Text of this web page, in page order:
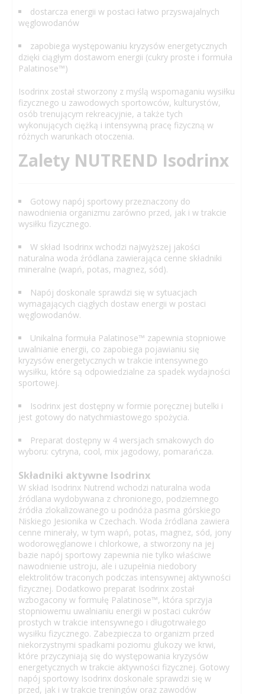
dostarcza energii w postaci łatwo przyswajalnych
węglowodanów
zapobiega występowaniu kryzysów energetycznych
dzięki ciągłym dostawom energii (cukry proste i formuła
Palatinose™)
Isodrinx został stworzony z myślą wspomaganiu wysiłku
fizycznego u zawodowych sportowców, kulturystów,
osób trenującym rekreacyjnie, a także tych
wykonujących ciężką i intensywną pracę fizyczną w
różnych warunkach otoczenia.
Zalety NUTREND Isodrinx
Gotowy napój sportowy przeznaczony do
nawodnienia organizmu zarówno przed, jak i w trakcie
wysiłku fizycznego.
W skład Isodrinx wchodzi najwyższej jakości
naturalna woda źródlana zawierająca cenne składniki
mineralne (wapń, potas, magnez, sód).
Napój doskonale sprawdzi się w sytuacjach
wymagających ciągłych dostaw energii w postaci
węglowodanów.
Unikalna formuła Palatinose™ zapewnia stopniowe
uwalnianie energii, co zapobiega pojawianiu się
kryzysów energetycznych w trakcie intensywnego
wysiłku, które są odpowiedzialne za spadek wydajności
sportowej.
Isodrinx jest dostępny w formie poręcznej butelki i
jest gotowy do natychmiastowego spożycia.
Preparat dostępny w 4 wersjach smakowych do
wyboru: cytryna, cool, mix jagodowy, pomarańcza.
Składniki aktywne Isodrinx
W skład Isodrinx Nutrend wchodzi naturalna woda
źródlana wydobywana z chronionego, podziemnego
źródła zlokalizowanego u podnóża pasma górskiego
Niskiego Jesionika w Czechach. Woda źródlana zawiera
cenne minerały, w tym wapń, potas, magnez, sód, jony
wodorowęglanowe i chlorkowe, a stworzony na jej
bazie napój sportowy zapewnia nie tylko właściwe
nawodnienie ustroju, ale i uzupełnia niedobory
elektrolitów traconych podczas intensywnej aktywności
fizycznej. Dodatkowo preparat Isodrinx został
wzbogacony w formułę Palatinose™, która sprzyja
stopniowemu uwalnianiu energii w postaci cukrów
prostych w trakcie intensywnego i długotrwałego
wysiłku fizycznego. Zabezpiecza to organizm przed
niekorzystnymi spadkami poziomu glukozy we krwi,
które przyczyniają się do występowania kryzysów
energetycznych w trakcie aktywności fizycznej. Gotowy
napój sportowy Isodrinx doskonale sprawdzi się w
przed, jak i w trakcie treningów oraz zawodów